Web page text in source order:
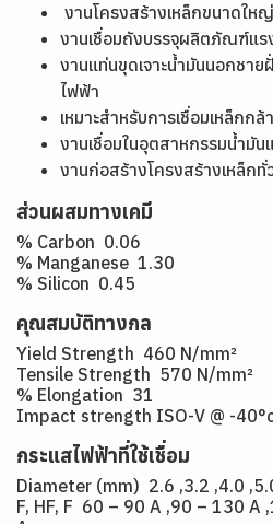
งานโครงสร้างเหล็กขนาดให
งานเชื่อมถังบรรจุผลิตภัณฑ์แ
งานแท่นขุดเจาะน้ำมันนอกชา
ไฟฟ้า
เหมาะสำหรับการเชื่อมเหล็กก
งานเชื่อมในอุตสาหกรรมน้ำมัน
งานก่อสร้างโครงสร้างเหล็กทั่
ส่วนผสมทางเคมี
% Carbon 0.06
% Manganese 1.30
% Silicon 0.45
คุณสมบัติทางกล
Yield Strength 460 N/mm²
Tensile Strength 570 N/mm²
% Elongation 31
Impact strength ISO-V @ -
กระแสไฟฟ้าที่ใช้เชื่อม
Diameter (mm) 2.6 ,3.2 ,4.0
F, HF, F 60 – 90 A ,90 – 130